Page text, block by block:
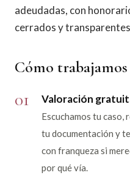
adeudadas, con
cerrados y
Cómo trabajamos
01 Valoración
Escuchamos tu caso,
tu documentación y
con franqueza si
por qué vía.